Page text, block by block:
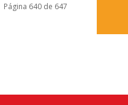
Página 640 de 647